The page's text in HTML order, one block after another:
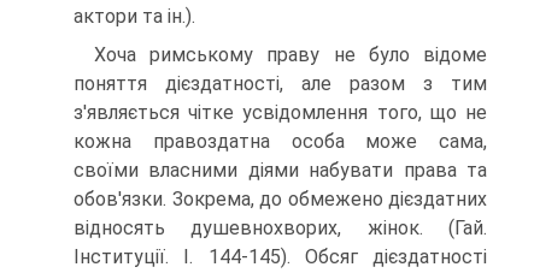
актори та ін.).
Хоча римському праву не було відоме
поняття дієздатності, але разом з тим
з'являється чітке усвідомлення того, що не
кожна правоздатна особа може сама,
своїми власними діями набувати права та
обов'язки. Зокрема, до обмежено дієздатних
відносять душевнохворих, жінок. (Гай.
Інституції. І. 144-145). Обсяг дієздатності